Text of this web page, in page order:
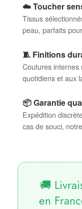
☁️ Toucher
Tissus
peau, parfaits
🧵 Finitions
Coutures
quotidiens et aux
📦 Garantie
Expédition
cas de souci,
🚚
en